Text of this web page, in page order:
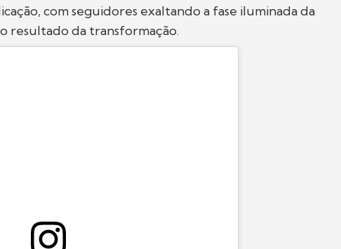
com seguidores exaltando a fase iluminada da
resultado da transformação.